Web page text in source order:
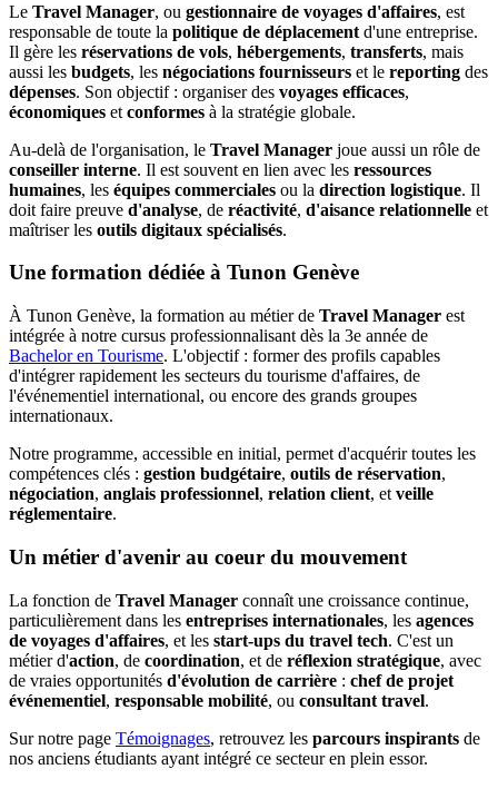
Le Travel Manager, ou gestionnaire de voyages d'affaires, est
responsable de toute la politique de déplacement d'une entreprise.
Il gère les réservations de vols, hébergements, transferts, mais
aussi les budgets, les négociations fournisseurs et le reporting des
dépenses. Son objectif : organiser des voyages efficaces,
économiques et conformes à la stratégie globale.
Au-delà de l'organisation, le Travel Manager joue aussi un rôle de
conseiller interne. Il est souvent en lien avec les ressources
humaines, les équipes commerciales ou la direction logistique. Il
doit faire preuve d'analyse, de réactivité, d'aisance relationnelle et
maîtriser les outils digitaux spécialisés.
Une formation dédiée à Tunon Genève
À Tunon Genève, la formation au métier de Travel Manager est
intégrée à notre cursus professionnalisant dès la 3e année de
Bachelor en Tourisme. L'objectif : former des profils capables
d'intégrer rapidement les secteurs du tourisme d'affaires, de
l'événementiel international, ou encore des grands groupes
internationaux.
Notre programme, accessible en initial, permet d'acquérir toutes les
compétences clés : gestion budgétaire, outils de réservation,
négociation, anglais professionnel, relation client, et veille
réglementaire.
Un métier d'avenir au coeur du mouvement
La fonction de Travel Manager connaît une croissance continue,
particulièrement dans les entreprises internationales, les agences
de voyages d'affaires, et les start-ups du travel tech. C'est un
métier d'action, de coordination, et de réflexion stratégique, avec
de vraies opportunités d'évolution de carrière : chef de projet
événementiel, responsable mobilité, ou consultant travel.
Sur notre page Témoignages, retrouvez les parcours inspirants de
nos anciens étudiants ayant intégré ce secteur en plein essor.